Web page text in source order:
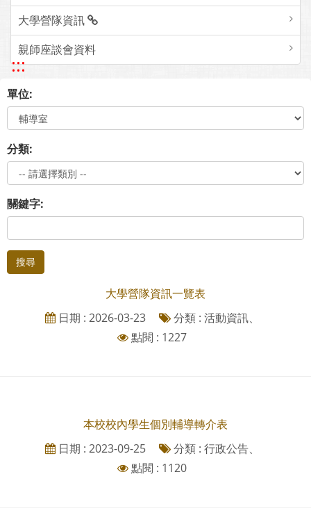
大學營隊資訊
親師座談會資料
:::
單位:
分類:
關鍵字:
搜尋
大學營隊資訊一覽表
日期 : 2026-03-23
分類 : 活動資訊、
點閱 : 1227
本校校內學生個別輔導轉介表
日期 : 2023-09-25
分類 : 行政公告、
點閱 : 1120